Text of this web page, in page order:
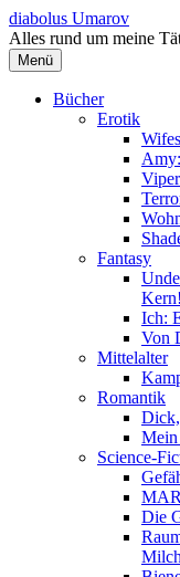
Springe
zum
Inhalt
diabolus Umarov
Alles rund um meine
Menü
Bücher
Erotik
Fantasy
Kern!
Ich:
Von
Mittelalter
Romantik
Mein
Science-
Die